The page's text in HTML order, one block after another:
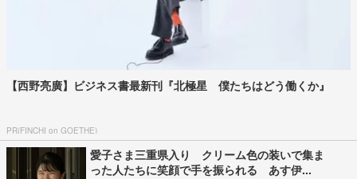
【西野亮廣】ビジネス書最新刊『北極星 僕たちはどう働くか』
PR(FINCHI on GOETHE)
愛子さま三重県入り クリーム色の装いで集ま
った人たちに笑顔で手を振られる あす伊...